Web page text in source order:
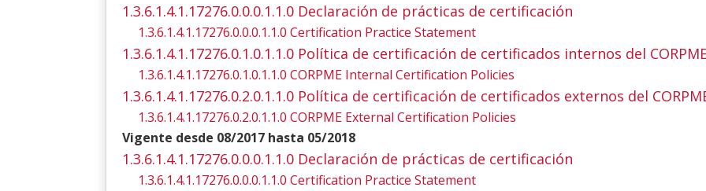
1.3.6.1.4.1.17276.0.0.0.1.1.0 Declaración de prácticas de certificación
1.3.6.1.4.1.17276.0.0.0.1.1.0 Certification Practice Statement
1.3.6.1.4.1.17276.0.1.0.1.1.0 Política de certificación de certificados internos del
1.3.6.1.4.1.17276.0.1.0.1.1.0 CORPME Internal Certification Policies
1.3.6.1.4.1.17276.0.2.0.1.1.0 Política de certificación de certificados externos del
1.3.6.1.4.1.17276.0.2.0.1.1.0 CORPME External Certification Policies
Vigente desde 08/2017 hasta 05/2018
1.3.6.1.4.1.17276.0.0.0.1.1.0 Declaración de prácticas de certificación
1.3.6.1.4.1.17276.0.0.0.1.1.0 Certification Practice Statement